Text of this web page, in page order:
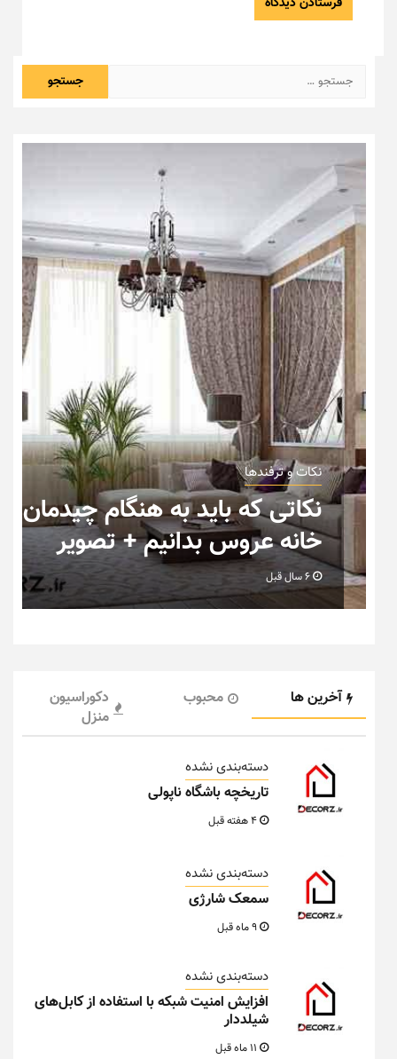
جستجو
برای:
نکات و ترفندها
نکاتی که باید به هنگام چیدمان
خانه عروس بدانیم + تصویر
آخرین ها محبوب
دکوراسیون
منزل
دسته‌بندی نشده
تاریخچه باشگاه ناپولی
دسته‌بندی نشده
سمعک شارژی
دسته‌بندی نشده
افزایش امنیت شبکه با استفاده از کابل‌های
شیلددار